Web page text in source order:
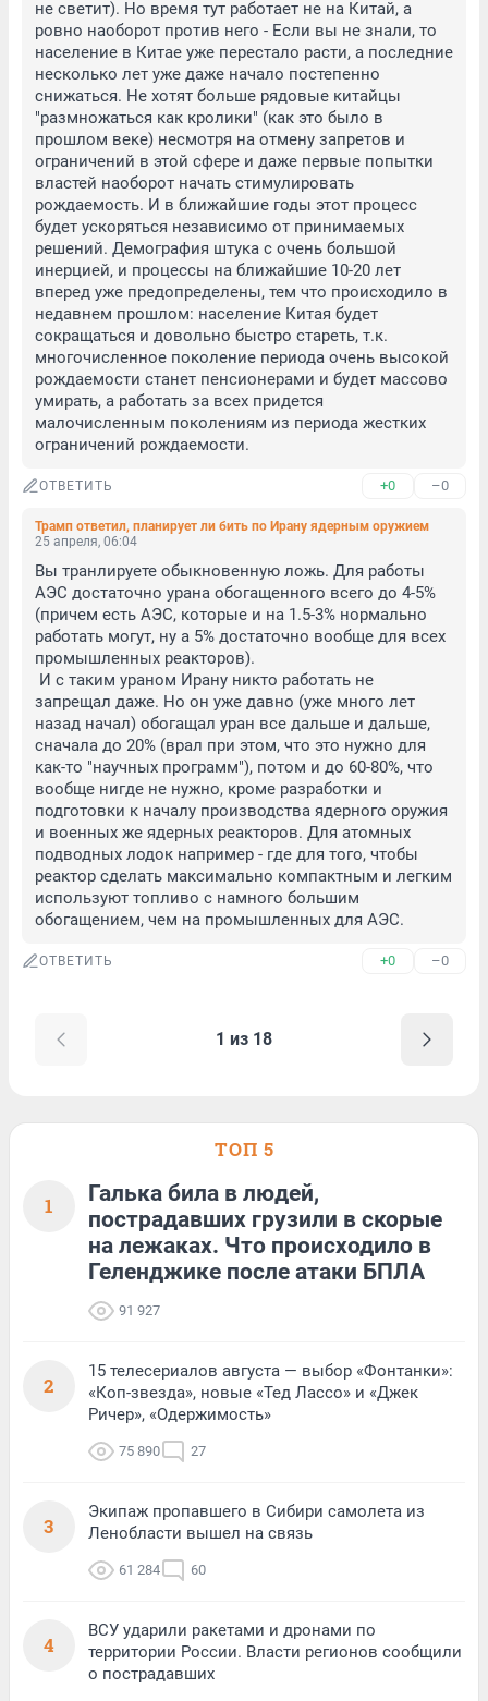
не светит). Но время тут работает не на Китай, а
ровно наоборот против него - Если вы не знали, то
население в Китае уже перестало расти, а последние
несколько лет уже даже начало постепенно
снижаться. Не хотят больше рядовые китайцы
"размножаться как кролики" (как это было в
прошлом веке) несмотря на отмену запретов и
ограничений в этой сфере и даже первые попытки
властей наоборот начать стимулировать
рождаемость. И в ближайшие годы этот процесс
будет ускоряться независимо от принимаемых
решений. Демография штука с очень большой
инерцией, и процессы на ближайшие 10-20 лет
вперед уже предопределены, тем что происходило в
недавнем прошлом: население Китая будет
сокращаться и довольно быстро стареть, т.к.
многочисленное поколение периода очень высокой
рождаемости станет пенсионерами и будет массово
умирать, а работать за всех придется
малочисленным поколениям из периода жестких
ограничений рождаемости.
ОТВЕТИТЬ +0 –0
Трамп ответил, планирует ли бить по Ирану ядерным оружием
25 апреля, 06:04
Вы транлируете обыкновенную ложь. Для работы
АЭС достаточно урана обогащенного всего до 4-5%
(причем есть АЭС, которые и на 1.5-3% нормально
работать могут, ну а 5% достаточно вообще для всех
промышленных реакторов).
запрещал даже. Но он уже давно (уже много лет
назад начал) обогащал уран все дальше и дальше,
сначала до 20% (врал при этом, что это нужно для
как-то "научных программ"), потом и до 60-80%, что
вообще нигде не нужно, кроме разработки и
подготовки к началу производства ядерного оружия
и военных же ядерных реакторов. Для атомных
подводных лодок например - где для того, чтобы
реактор сделать максимально компактным и легким
используют топливо с намного большим
обогащением, чем на промышленных для АЭС.
ОТВЕТИТЬ +0 –0
1 из 18
ТОП 5
1
Галька била в людей,
пострадавших грузили в скорые
на лежаках. Что происходило в
Геленджике после атаки БПЛА
91 927
2
15 телесериалов августа — выбор «Фонтанки»:
«Коп-звезда», новые «Тед Лассо» и «Джек
Ричер», «Одержимость»
75 890 27
3
Экипаж пропавшего в Сибири самолета из
Ленобласти вышел на связь
61 284 60
4
ВСУ ударили ракетами и дронами по
территории России. Власти регионов сообщили
о пострадавших